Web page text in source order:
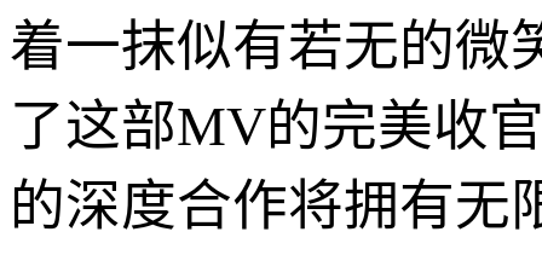
着一抹似有若无的微
了这部MV的完美收
的深度合作将拥有无